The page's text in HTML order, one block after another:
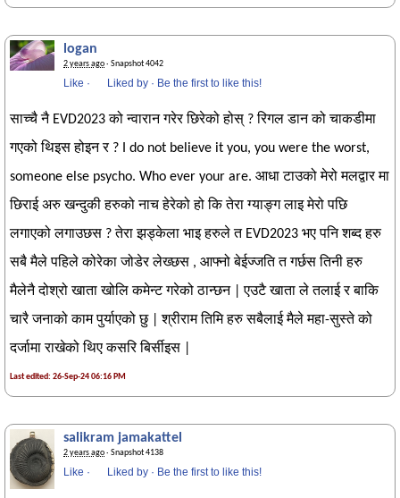
logan
2 years ago· Snapshot 4042
Like · Liked by · Be the first to like this!
साच्चै नै EVD2023 को न्वारान गरेर छिरेको होस् ? रिगल डान को चाकडीमा
गएको थिइस होइन र ? I do not believe it you, you were the worst,
someone else psycho. Who ever your are. आधा टाउको मेरो मलद्वार मा
छिराई अरु खन्दुकी हरुको नाच हेरेको हो कि तेरा ग्याङ्ग लाइ मेरो पछि
लगाएको लगाउछस ? तेरा झड्केला भाइ हरुले त EVD2023 भए पनि शब्द हरु
सबै मैले पहिले कोरेका जोडेर लेख्छस , आफ्नो बेईज्जति त गर्छस तिनी हरु
मैलेनै दोश्रो खाता खोलि कमेन्ट गरेको ठान्छन | एउटै खाता ले तलाई र बाकि
चारै जनाको काम पुर्याएको छु | श्रीराम तिमि हरु सबैलाई मैले महा-सुस्ते को
दर्जामा राखेको थिए कसरि बिर्सीइस |
Last edited: 26-Sep-24 06:16 PM
salikram jamakattel
2 years ago· Snapshot 4138
Like · Liked by · Be the first to like this!